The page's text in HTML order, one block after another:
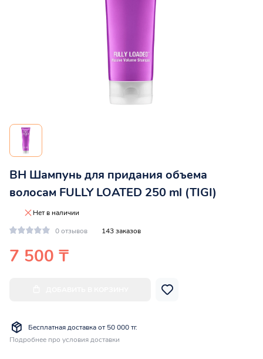
BH Шампунь для придания объема
волосам FULLY LOATED 250 ml (TIGI)
Нет в наличии
0 отзывов
143 заказов
7 500 ₸
Бесплатная доставка от 50 000 тг.
Подробнее про условия доставки